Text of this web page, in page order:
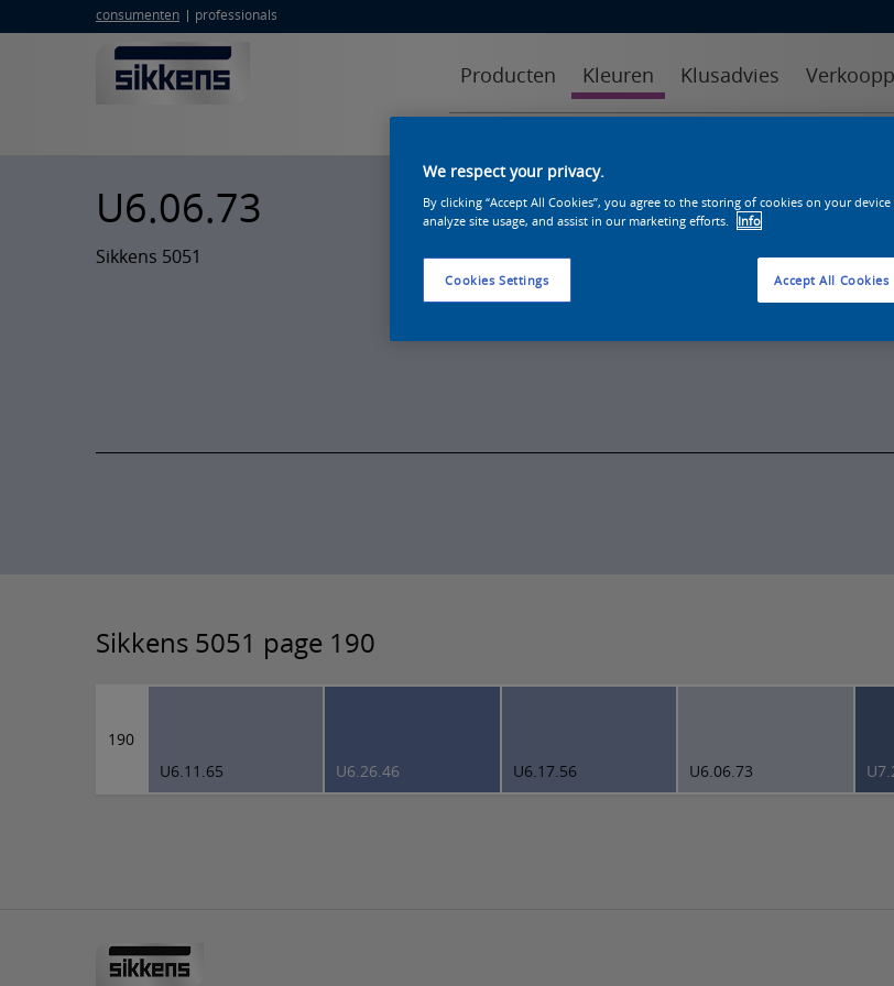
consumenten professionals
Producten Kleuren Klusadvies
U6.06.73
Sikkens 5051
Sikkens 5051 page 190
190
U6.11.65
U6.26.46 U6.17.56 U6.06.73
We respect your privacy.
By clicking “Accept All Cookies”, you agree to the storing of cookies on your
analyze site usage, and assist in our marketing efforts.
Info
Cookies Settings Accept All Cookies